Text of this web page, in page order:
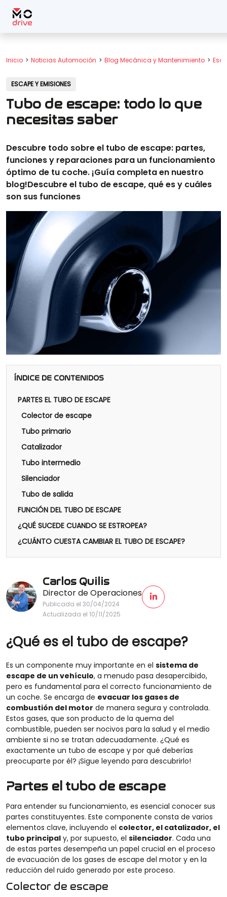
Inicio Noticias Automoción Blog Mecánica y Mantenimiento
ESCAPE Y EMISIONES
Tubo de escape: todo lo que
necesitas saber
Descubre todo sobre el tubo de escape: partes,
funciones y reparaciones para un funcionamiento
óptimo de tu coche. ¡Guía completa en nuestro
blog!Descubre el tubo de escape, qué es y cuáles
son sus funciones
ÍNDICE DE CONTENIDOS
PARTES EL TUBO DE ESCAPE
Colector de escape
Tubo primario
Catalizador
Tubo intermedio
Silenciador
Tubo de salida
FUNCIÓN DEL TUBO DE ESCAPE
¿QUÉ SUCEDE CUANDO SE ESTROPEA?
¿CUÁNTO CUESTA CAMBIAR EL TUBO DE ESCAPE?
Carlos Quilis
Director de Operaciones
Publicada el 30/04/2024
Actualizada el 10/11/2025
¿Qué es el tubo de escape?
Es un componente muy importante en el sistema de
escape de un vehículo, a menudo pasa desapercibido,
pero es fundamental para el correcto funcionamiento de
un coche. Se encarga de evacuar los gases de
combustión del motor de manera segura y controlada.
Estos gases, que son producto de la quema del
combustible, pueden ser nocivos para la salud y el medio
ambiente si no se tratan adecuadamente. ¿Qué es
exactamente un tubo de escape y por qué deberías
preocuparte por él? ¡Sigue leyendo para descubrirlo!
Partes el tubo de escape
Para entender su funcionamiento, es esencial conocer sus
partes constituyentes. Este componente consta de varios
elementos clave, incluyendo el colector, el catalizador, el
tubo principal y, por supuesto, el silenciador. Cada una
de estas partes desempeña un papel crucial en el proceso
de evacuación de los gases de escape del motor y en la
reducción del ruido generado por este proceso.
Colector de escape